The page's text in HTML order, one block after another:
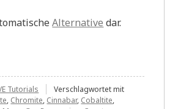
Alternative dar.
Tutorials
Verschlagwortet mit
, Chromite, Cinnabar, Cobaltite,